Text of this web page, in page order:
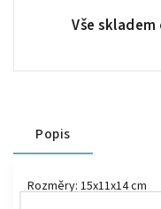
Vše
Popis
Rozměry: 15x11x14 cm